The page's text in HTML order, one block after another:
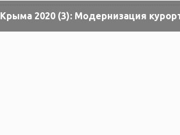
2020 (3): Модернизация